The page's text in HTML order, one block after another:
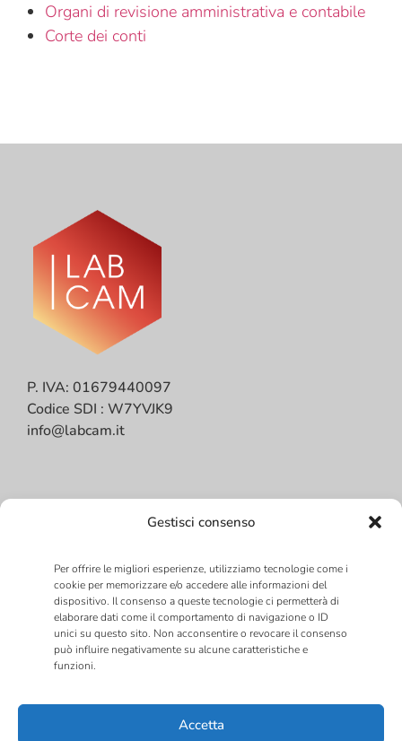
Gestisci consenso
Per offrire le migliori esperienze, utilizziamo tecnologie come i
cookie per memorizzare e/o accedere alle informazioni del
dispositivo. Il consenso a queste tecnologie ci permetterà di
elaborare dati come il comportamento di navigazione o ID
unici su questo sito. Non acconsentire o revocare il consenso
può influire negativamente su alcune caratteristiche e
funzioni.
Accetta
Organi di revisione amministrativa e contabile
Corte dei conti
P. IVA: 01679440097
Codice SDI : W7YVJK9
info@labcam.it
Link Utili
Privacy Policy
Cookie Policy
Chi Siamo